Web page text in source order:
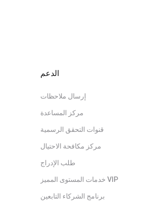
الدعم
إرسال ملاحظات
مركز المساعدة
قنوات التحقق الرسمية
مركز مكافحة الاحتيال
طلب الإدراج
خدمات المستوى المميز VIP
برنامج الشركاء التابعين